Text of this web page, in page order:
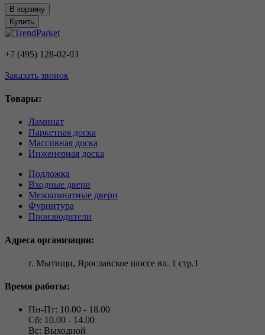
В корзину
Купить
+7 (495) 128-02-03
Заказать звонок
Товары:
Ламинат
Паркетная доска
Массивная доска
Инженерная доска
Подложка
Входные двери
Межкомнатные двери
Фурнитура
Производители
Адреса организации:
г. Мытищи, Ярославское шоссе вл. 1 стр.1
Время работы:
Пн-Пт: 10.00 - 18.00
Сб: 10.00 - 14.00
Вс: Выходной